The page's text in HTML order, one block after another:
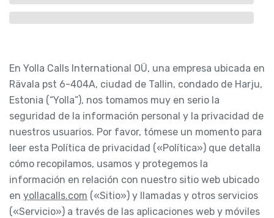
En Yolla Calls International OÜ, una empresa ubicada en
Rävala pst 6-404A, ciudad de Tallin, condado de Harju,
Estonia (“Yolla”), nos tomamos muy en serio la
seguridad de la información personal y la privacidad de
nuestros usuarios. Por favor, tómese un momento para
leer esta Política de privacidad («Política») que detalla
cómo recopilamos, usamos y protegemos la
información en relación con nuestro sitio web ubicado
en yollacalls.com («Sitio») y llamadas y otros servicios
(«Servicio») a través de las aplicaciones web y móviles